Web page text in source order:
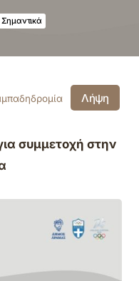
Σημαντικά
Λήψη
συμμετοχή στην